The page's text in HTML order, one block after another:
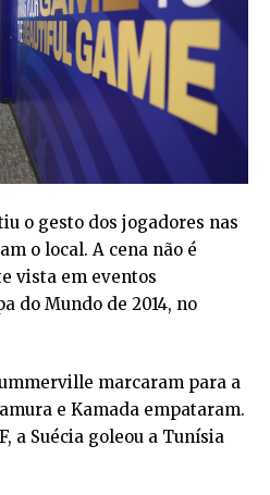
o gesto dos jogadores nas
o local. A cena não é
vista em eventos
do Mundo de 2014, no
marcaram para a
e Kamada empataram.
a Suécia goleou a Tunísia